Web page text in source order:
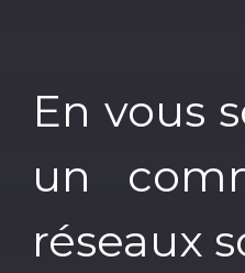
En vous
un
réseaux